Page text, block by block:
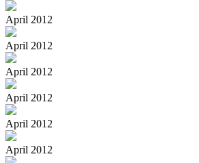
April 2012
April 2012
April 2012
April 2012
April 2012
April 2012